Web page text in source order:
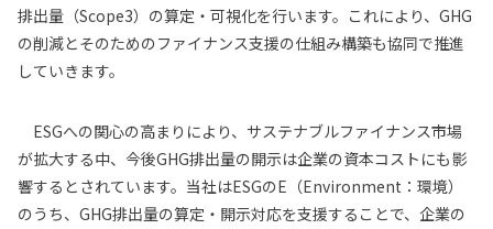
排出量（Scope3）の算定・可視化を行います。これにより、GHG
の削減とそのためのファイナンス支援の仕組み構築も協同で推進
していきます。
ESGへの関心の高まりにより、サステナブルファイナンス市場
が拡大する中、今後GHG排出量の開示は企業の資本コストにも影
響するとされています。当社はESGのE（Environment：環境）
のうち、GHG排出量の算定・開示対応を支援することで、企業の